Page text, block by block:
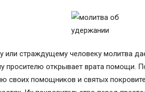
или страждущему человеку молитва
просителю открывает врата помощи.
своих помощников и святых